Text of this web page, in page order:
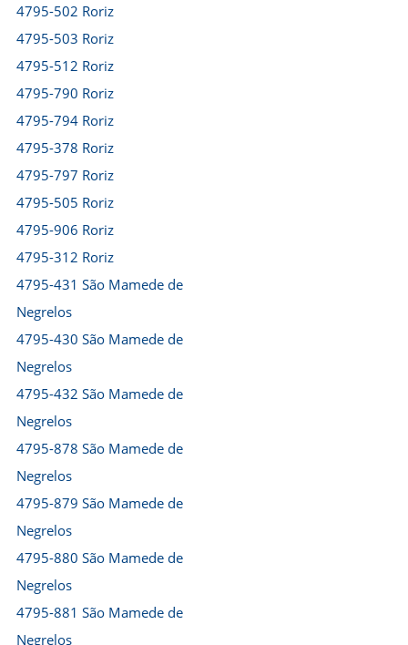
4795-502 Roriz
4795-503 Roriz
4795-512 Roriz
4795-790 Roriz
4795-794 Roriz
4795-378 Roriz
4795-797 Roriz
4795-505 Roriz
4795-906 Roriz
4795-312 Roriz
4795-431 São Mamede de
Negrelos
4795-430 São Mamede de
Negrelos
4795-432 São Mamede de
Negrelos
4795-878 São Mamede de
Negrelos
4795-879 São Mamede de
Negrelos
4795-880 São Mamede de
Negrelos
4795-881 São Mamede de
Negrelos